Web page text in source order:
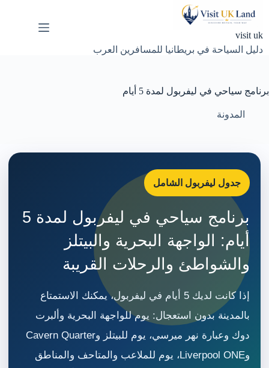
visit uk
دليل السياحة في بريطانيا للمسافرين العرب
برنامج سياحي في ليفربول لمدة 5 أيام
المدونة
جدول ليفربول الشامل
برنامج سياحي في ليفربول لمدة 5
أيام: الواجهة البحرية والبيتلز
والشواطئ والرحلات القريبة
إذا كانت لديك 5 أيام في ليفربول، يمكنك الاستمتاع
بالمدينة بدون استعجال: يوم للواجهة البحرية وألبرت
دوك وعبارة نهر ميرسي، يوم للبيتلز وCavern Quarter
وLiverpool ONE، يوم للملاعب والمتاحف والمناطق